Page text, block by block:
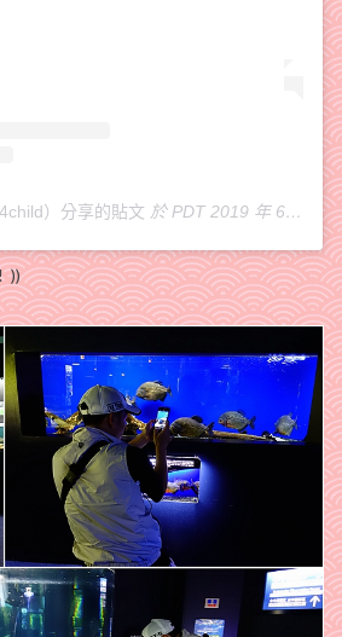
）分享的貼文 於 PDT 2019 年 6月 月 28 日 下午 5:59
))